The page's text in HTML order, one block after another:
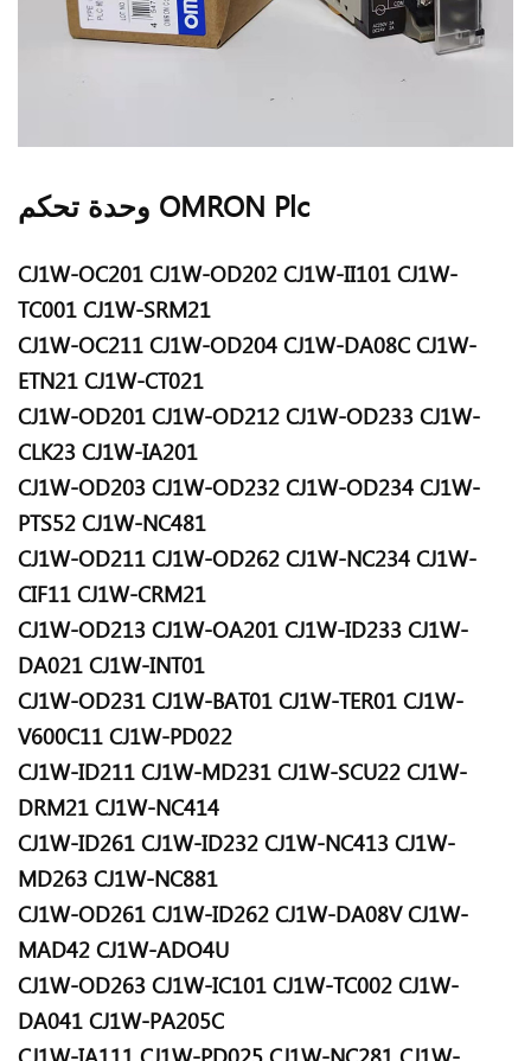
وحدة تحكم OMRON Plc
CJ1W-OC201 CJ1W-OD202 CJ1W-II101 CJ1W-
TC001 CJ1W-SRM21
CJ1W-OC211 CJ1W-OD204 CJ1W-DA08C CJ1W-
ETN21 CJ1W-CT021
CJ1W-OD201 CJ1W-OD212 CJ1W-OD233 CJ1W-
CLK23 CJ1W-IA201
CJ1W-OD203 CJ1W-OD232 CJ1W-OD234 CJ1W-
PTS52 CJ1W-NC481
CJ1W-OD211 CJ1W-OD262 CJ1W-NC234 CJ1W-
CIF11 CJ1W-CRM21
CJ1W-OD213 CJ1W-OA201 CJ1W-ID233 CJ1W-
DA021 CJ1W-INT01
CJ1W-OD231 CJ1W-BAT01 CJ1W-TER01 CJ1W-
V600C11 CJ1W-PD022
CJ1W-ID211 CJ1W-MD231 CJ1W-SCU22 CJ1W-
DRM21 CJ1W-NC414
CJ1W-ID261 CJ1W-ID232 CJ1W-NC413 CJ1W-
MD263 CJ1W-NC881
CJ1W-OD261 CJ1W-ID262 CJ1W-DA08V CJ1W-
MAD42 CJ1W-ADO4U
CJ1W-OD263 CJ1W-IC101 CJ1W-TC002 CJ1W-
DA041 CJ1W-PA205C